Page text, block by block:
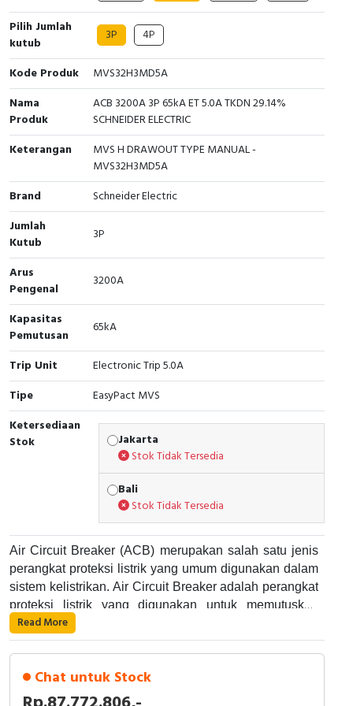
Cable Operated Switch
Signalling Columns
Safety Sensors
Pressure Switch
Ultrasonic & Rotary Encoder
Limit Switch
Inductive Sensors
Photoelectric
Cam Switch
RFID
Capacitive Sensors
Safety Switch
Radio Frequency
Panel Box
Pilih Jumlah
kutub
3P 4P
Kode Produk
MVS32H3MD5A
Nama
Produk
ACB 3200A 3P 65kA ET 5.0A TKDN 29.14%
SCHNEIDER ELECTRIC
Keterangan
MVS H DRAWOUT TYPE MANUAL -
MVS32H3MD5A
Brand
Schneider Electric
Jumlah
Kutub
3P
Arus
Pengenal
3200A
Kapasitas
Pemutusan
65kA
Trip Unit
Electronic Trip 5.0A
Tipe
EasyPact MVS
Ketersediaan
Stok
Jakarta
Stok Tidak Tersedia
Bali
Stok Tidak Tersedia
Air Circuit Breaker (ACB) merupakan salah satu jenis
perangkat proteksi listrik yang umum digunakan dalam
sistem kelistrikan. Air Circuit Breaker adalah perangkat
proteksi listrik yang digunakan untuk memutuskan
aliran listrik pada suatu rangkaian listrik saat terjadi
gangguan atau kelebihan arus. Alat ini umumnya
digunakan di dalam panel listrik industri dan dapat
digunakan pada sistem listrik dengan tegangan yang
cukup besar.
Air Circuit Breaker bekerja dengan cara memutuskan
aliran listrik pada suatu rangkaian listrik saat terjadi
gangguan atau kelebihan arus. Air Circuit Breaker
Read More
Chat untuk Stock